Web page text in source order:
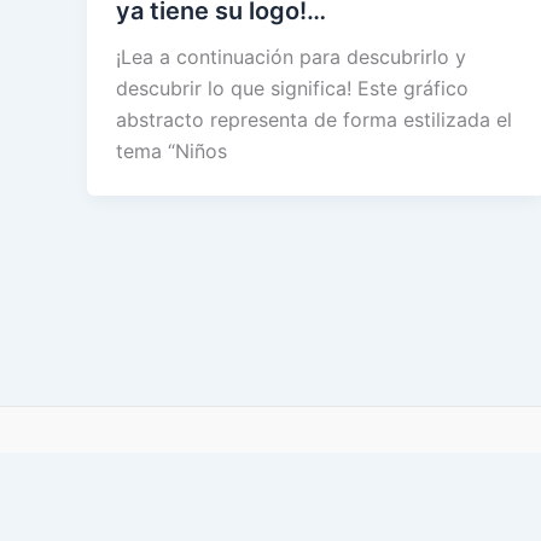
ya tiene su logo!…
¡Lea a continuación para descubrirlo y
descubrir lo que significa! Este gráfico
abstracto representa de forma estilizada el
tema “Niños